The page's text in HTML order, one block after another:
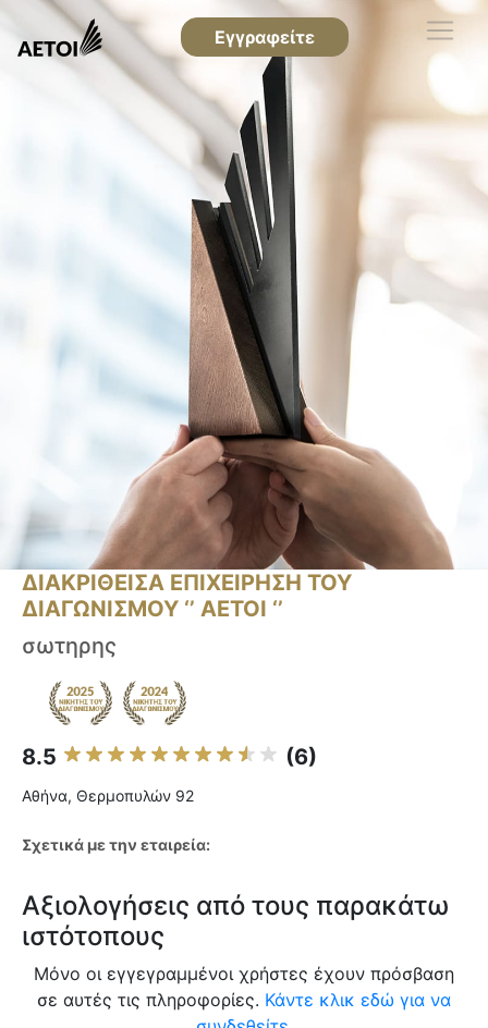
Εγγραφείτε
ΔΙΑΚΡΙΘΕΙΣΑ ΕΠΙΧΕΙΡΗΣΗ ΤΟΥ
ΔΙΑΓΩΝΙΣΜΟΥ ‘’ ΑΕΤΟΙ ‘’
σωτηρης
8.5 (6)
Αθήνα, Θερμοπυλών 92
Σχετικά με την εταιρεία:
Αξιολογήσεις από τους παρακάτω
ιστότοπους
Μόνο οι εγγεγραμμένοι χρήστες έχουν πρόσβαση
σε αυτές τις πληροφορίες. Κάντε κλικ εδώ για να